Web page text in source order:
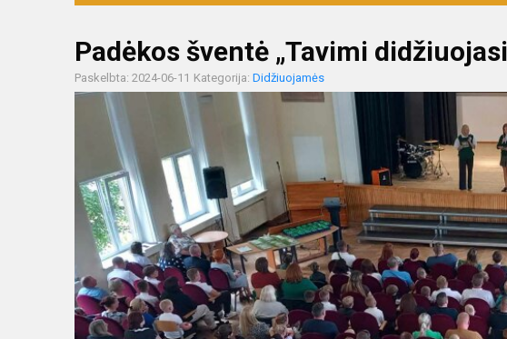
Padėkos šventė „Tavimi
Paskelbta: 2024-06-11 Kategorija: Didžiuojamės